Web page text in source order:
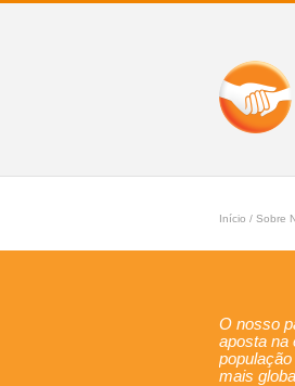
Início / Sobre
O nosso
aposta na
mais